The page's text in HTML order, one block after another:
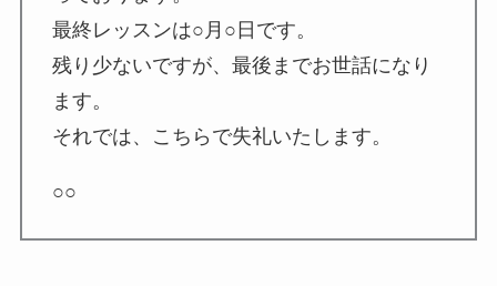
最終レッスンは○月○日です。
残り少ないですが、最後までお世話になり
ます。
それでは、こちらで失礼いたします。
○○